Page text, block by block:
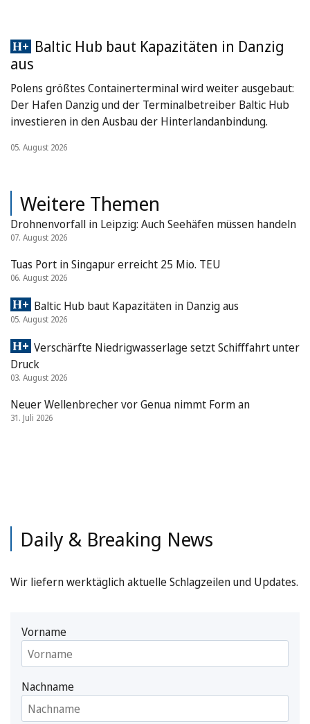
Baltic Hub baut Kapazitäten in Danzig
aus
Polens größtes Containerterminal wird weiter ausgebaut:
Der Hafen Danzig und der Terminalbetreiber Baltic Hub
investieren in den Ausbau der Hinterlandanbindung.
05. August 2026
Weitere Themen
Drohnenvorfall in Leipzig: Auch Seehäfen müssen handeln
07. August 2026
Tuas Port in Singapur erreicht 25 Mio. TEU
06. August 2026
Baltic Hub baut Kapazitäten in Danzig aus
05. August 2026
Verschärfte Niedrigwasserlage setzt Schifffahrt unter
Druck
03. August 2026
Neuer Wellenbrecher vor Genua nimmt Form an
31. Juli 2026
Daily & Breaking News
Wir liefern werktäglich aktuelle Schlagzeilen und Updates.
Vorname
Nachname